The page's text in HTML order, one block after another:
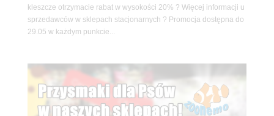
kleszcze otrzymacie rabat w wysokości 20% ? Więcej informacji u
sprzedawców w sklepach stacjonarnych ? Promocja dostępna do
29.05 w każdym punkcie...